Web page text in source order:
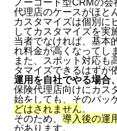
ノーコード型CRMの
代理店のケースがほと
カスタマイズは個別に
してカスタマイズを実
当者でなければ、基本
れ料金が高くなってし
また、スポット対応も
タマイズできるはずが
運用を自社でやる場合
保険代理店向けにカス
始をしても、そのパッ
どはされません。
そのため、 導入後の運
があります。